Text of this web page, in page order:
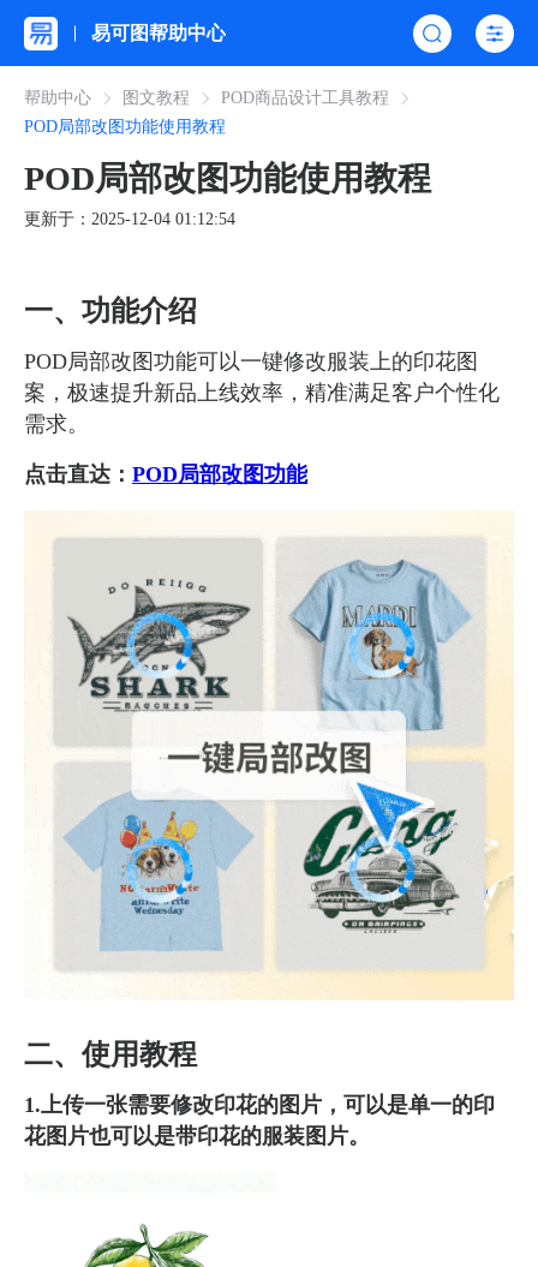
易可图帮助中心
帮助中心 图文教程
POD商品设计工具教程
POD局部改图功能使用教程
POD局部改图功能使用教程
更新于：2025-12-04 01:12:54
一、功能介绍
POD局部改图功能可以一键修改服装上的印花图
案，极速提升新品上线效率，精准满足客户个性化
需求。
点击直达： POD局部改图功能
二、使用教程
1.上传一张需要修改印花的图片，可以是单一的印
花图片也可以是带印花的服装图片。